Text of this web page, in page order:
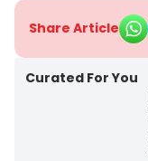
Share Article
Curated For You